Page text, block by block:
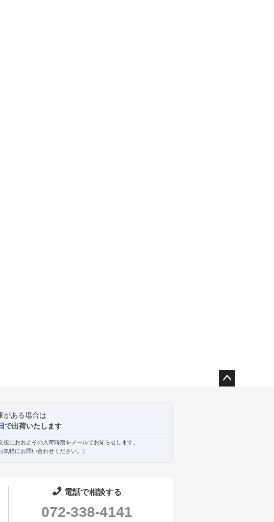
がある場合は
で出荷いたします
後におおよその入荷時期をメールでお知らせします。
気軽にお問い合わせください。）
電話で相談する
072-338-4141